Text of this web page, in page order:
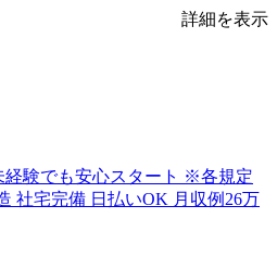
詳細を表示